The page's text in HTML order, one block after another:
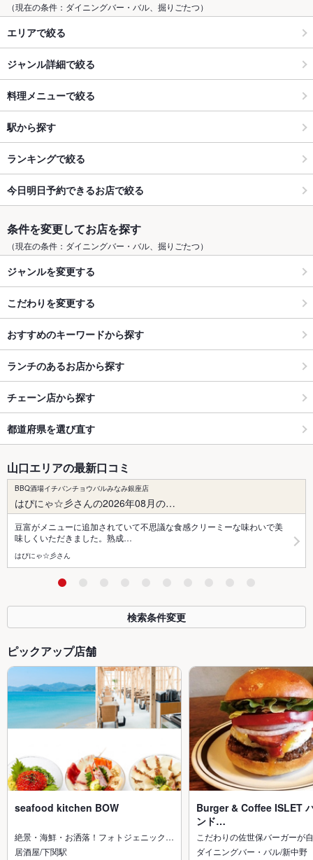
（現在の条件：ダイニングバー・バル、掘りごたつ）
エリアで絞る
ジャンル詳細で絞る
料理メニューで絞る
駅から探す
ランキングで絞る
今日明日予約できるお店で絞る
条件を変更してお店を探す
（現在の条件：ダイニングバー・バル、掘りごたつ）
ジャンルを変更する
こだわりを変更する
おすすめのキーワードから探す
ランチのあるお店から探す
チェーン店から探す
都道府県を選び直す
山口エリアの最新口コミ
BBQ酒場イチバンチョウバルみなみ銀座店
はぴにゃ☆彡さんの2026年08月の…
豆富がメニューに追加されていて不思議な食感クリーミーな味わいで美
味しくいただきました。熟成…
はぴにゃ☆彡さん
検索条件変更
ピックアップ店舗
seafood kitchen BOW
絶景・海鮮・お洒落！フォトジェニック…
居酒屋/下関駅
Burger & Coffee ISLET
ンド…
こだわりの佐世保バーガーが
ダイニングバー・バル/新中野